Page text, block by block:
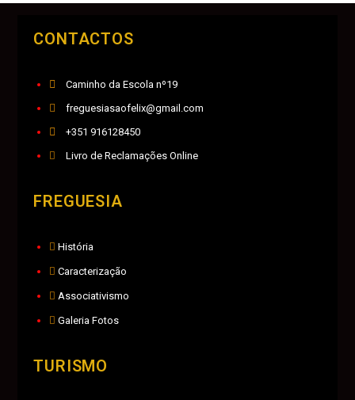
CONTACTOS
Caminho da Escola nº19
freguesiasaofelix@gmail.com
+351 916128450
Livro de Reclamações Online
FREGUESIA
História
Caracterização
Associativismo
Galeria Fotos
TURISMO